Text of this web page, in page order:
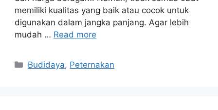
memiliki kualitas yang baik atau cocok untuk
digunakan dalam jangka panjang. Agar lebih
mudah … Read more
Categories
Budidaya, Peternakan